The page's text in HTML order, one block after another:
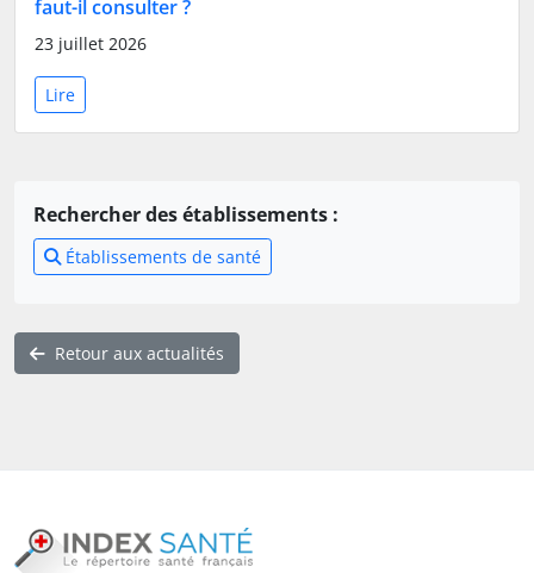
faut-il consulter ?
23 juillet 2026
Lire
Rechercher des établissements :
Établissements de santé
Retour aux actualités